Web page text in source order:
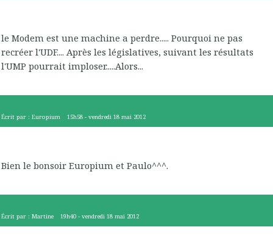
le Modem est une machine a perdre..... Pourquoi ne pas
recréer l'UDF.... Après les législatives, suivant les résultats
l'UMP pourrait imploser.....Alors...
Écrit par : Europium 15h58 -vendredi 18 mai 2012
Bien le bonsoir Europium et Paulo^^^.
Écrit par : Martine 19h40 -vendredi 18 mai 2012